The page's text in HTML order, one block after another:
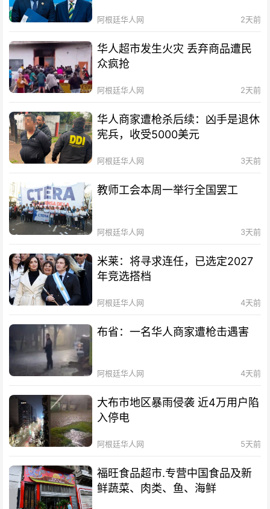
阿根廷华人网 2天前
华人超市发生火灾 丢弃商品遭民
众疯抢
阿根廷华人网 2天前
华人商家遭枪杀后续：凶手是退休
宪兵，收受5000美元
阿根廷华人网 3天前
教师工会本周一举行全国罢工
阿根廷华人网 3天前
米莱：将寻求连任，已选定2027
年竞选搭档
阿根廷华人网 4天前
布省：一名华人商家遭枪击遇害
阿根廷华人网 4天前
大布市地区暴雨侵袭 近4万用户陷
入停电
阿根廷华人网 5天前
福旺食品超市.专营中国食品及新
鲜蔬菜、肉类、鱼、海鲜